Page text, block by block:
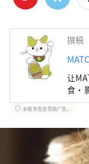
撰稿
让
食・
本服务包含赞助广告。